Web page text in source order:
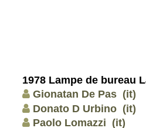
1978 Lampe de bureau
Gionatan De Pas (it)
Donato D Urbino (it)
Paolo Lomazzi (it)